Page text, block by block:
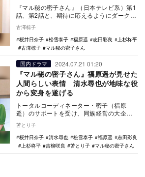
『マル秘の密子さん』（日本テレビ系）第1
話、第2話と、期待に応えるようにダークヒ
子役はこれ…
古澤椋子
桜井日奈子
松雪泰子 福原遥 志田彩良
上杉柊平
古澤椋子
マル秘の密子さん
国内ドラマ 2024.07.21 01:20
『マル秘の密子さん』福原遥が見せた
人間らしい表情 清水尋也が地味な役
から変身を遂げる
トータルコーディネーター・密子（福原
遥）のサポートを受け、同族経営の大企業
グルマザーの夏（…
苫とり子
桜井日奈子
清水尋也 松雪泰子 福原遥
志田彩良
上杉柊平
吉柳咲良 苫とり子 マル秘の密子さん